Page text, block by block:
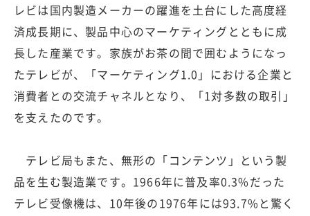
レビは国内製造メーカーの躍進を土台にした高度経
済成長期に、製品中心のマーケティングとともに成
長した産業です。家族がお茶の間で囲むようになっ
たテレビが、「マーケティング1.0」における企業と
消費者との交流チャネルとなり、「1対多数の取引」
を支えたのです。
テレビ局もまた、無形の「コンテンツ」という製
品を生む製造業です。1966年に普及率0.3%だった
テレビ受像機は、10年後の1976年には93.7%と驚く